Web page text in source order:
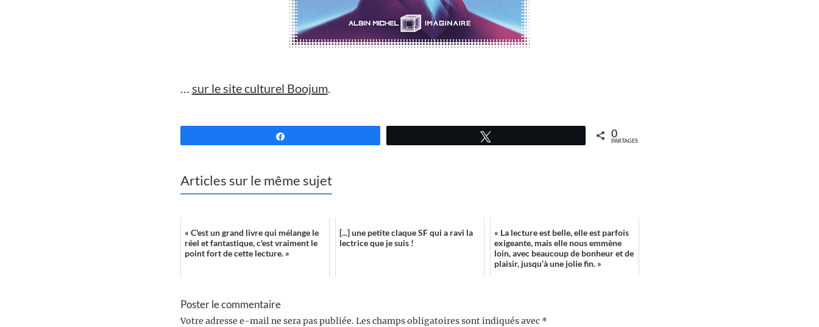
… sur le site culturel Boojum.
0
PARTAGES
Articles sur le même sujet
« C'est un grand livre qui mélange le
réel et fantastique, c'est vraiment le
point fort de cette lecture. »
[...] une petite claque SF qui a ravi la
lectrice que je suis !
« La lecture est belle, elle est parfois
exigeante, mais elle nous emmène
loin, avec beaucoup de bonheur et de
plaisir, jusqu’à une jolie fin. »
Poster le commentaire
Votre adresse e-mail ne sera pas publiée. Les champs obligatoires sont indiqués avec *